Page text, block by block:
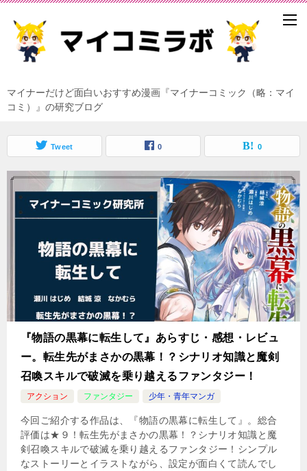
マイナーだけど面白いおすすめ漫画『マイナーコミック（略：マイ
コミ）』の研究ブログ
Tweet 0 0
『物語の黒幕に転生して』あらすじ・感想・レビュ
ー。転生先がまさかの黒幕！？シナリオ知識と魔剣
召喚スキルで破滅を乗り越えるファンタジー！
アクション ファンタジー 少年・青年マンガ
今回ご紹介する作品は、『物語の黒幕に転生して』。総合
評価は★９！転生先がまさかの黒幕！？シナリオ知識と魔
剣召喚スキルで破滅を乗り越えるファンタジー！シンプル
なストーリーとイラストながら、設定が面白くて読んでし